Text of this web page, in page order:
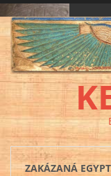
Skočiť na hlavný obsah
ZAKÁZANÁ